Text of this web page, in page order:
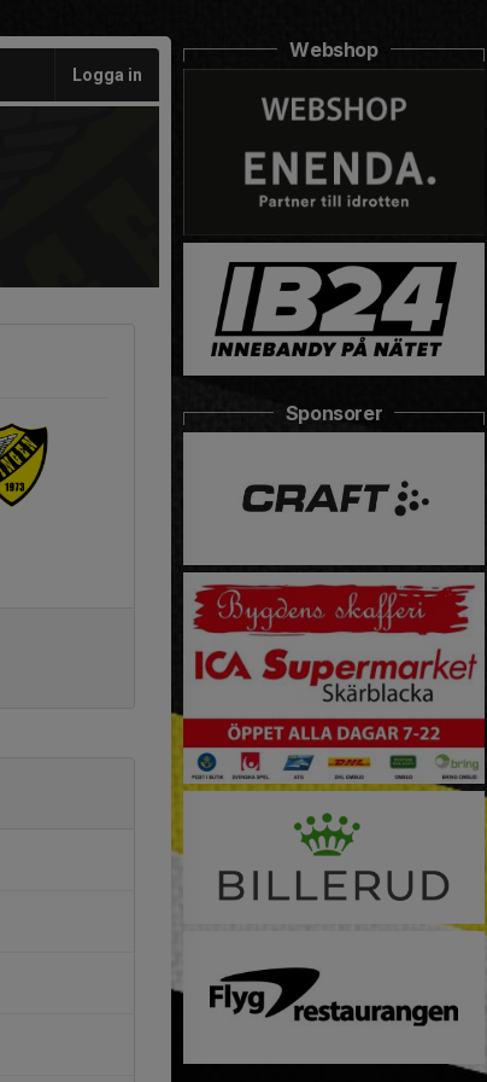
Logga in
Webshop
Sponsorer